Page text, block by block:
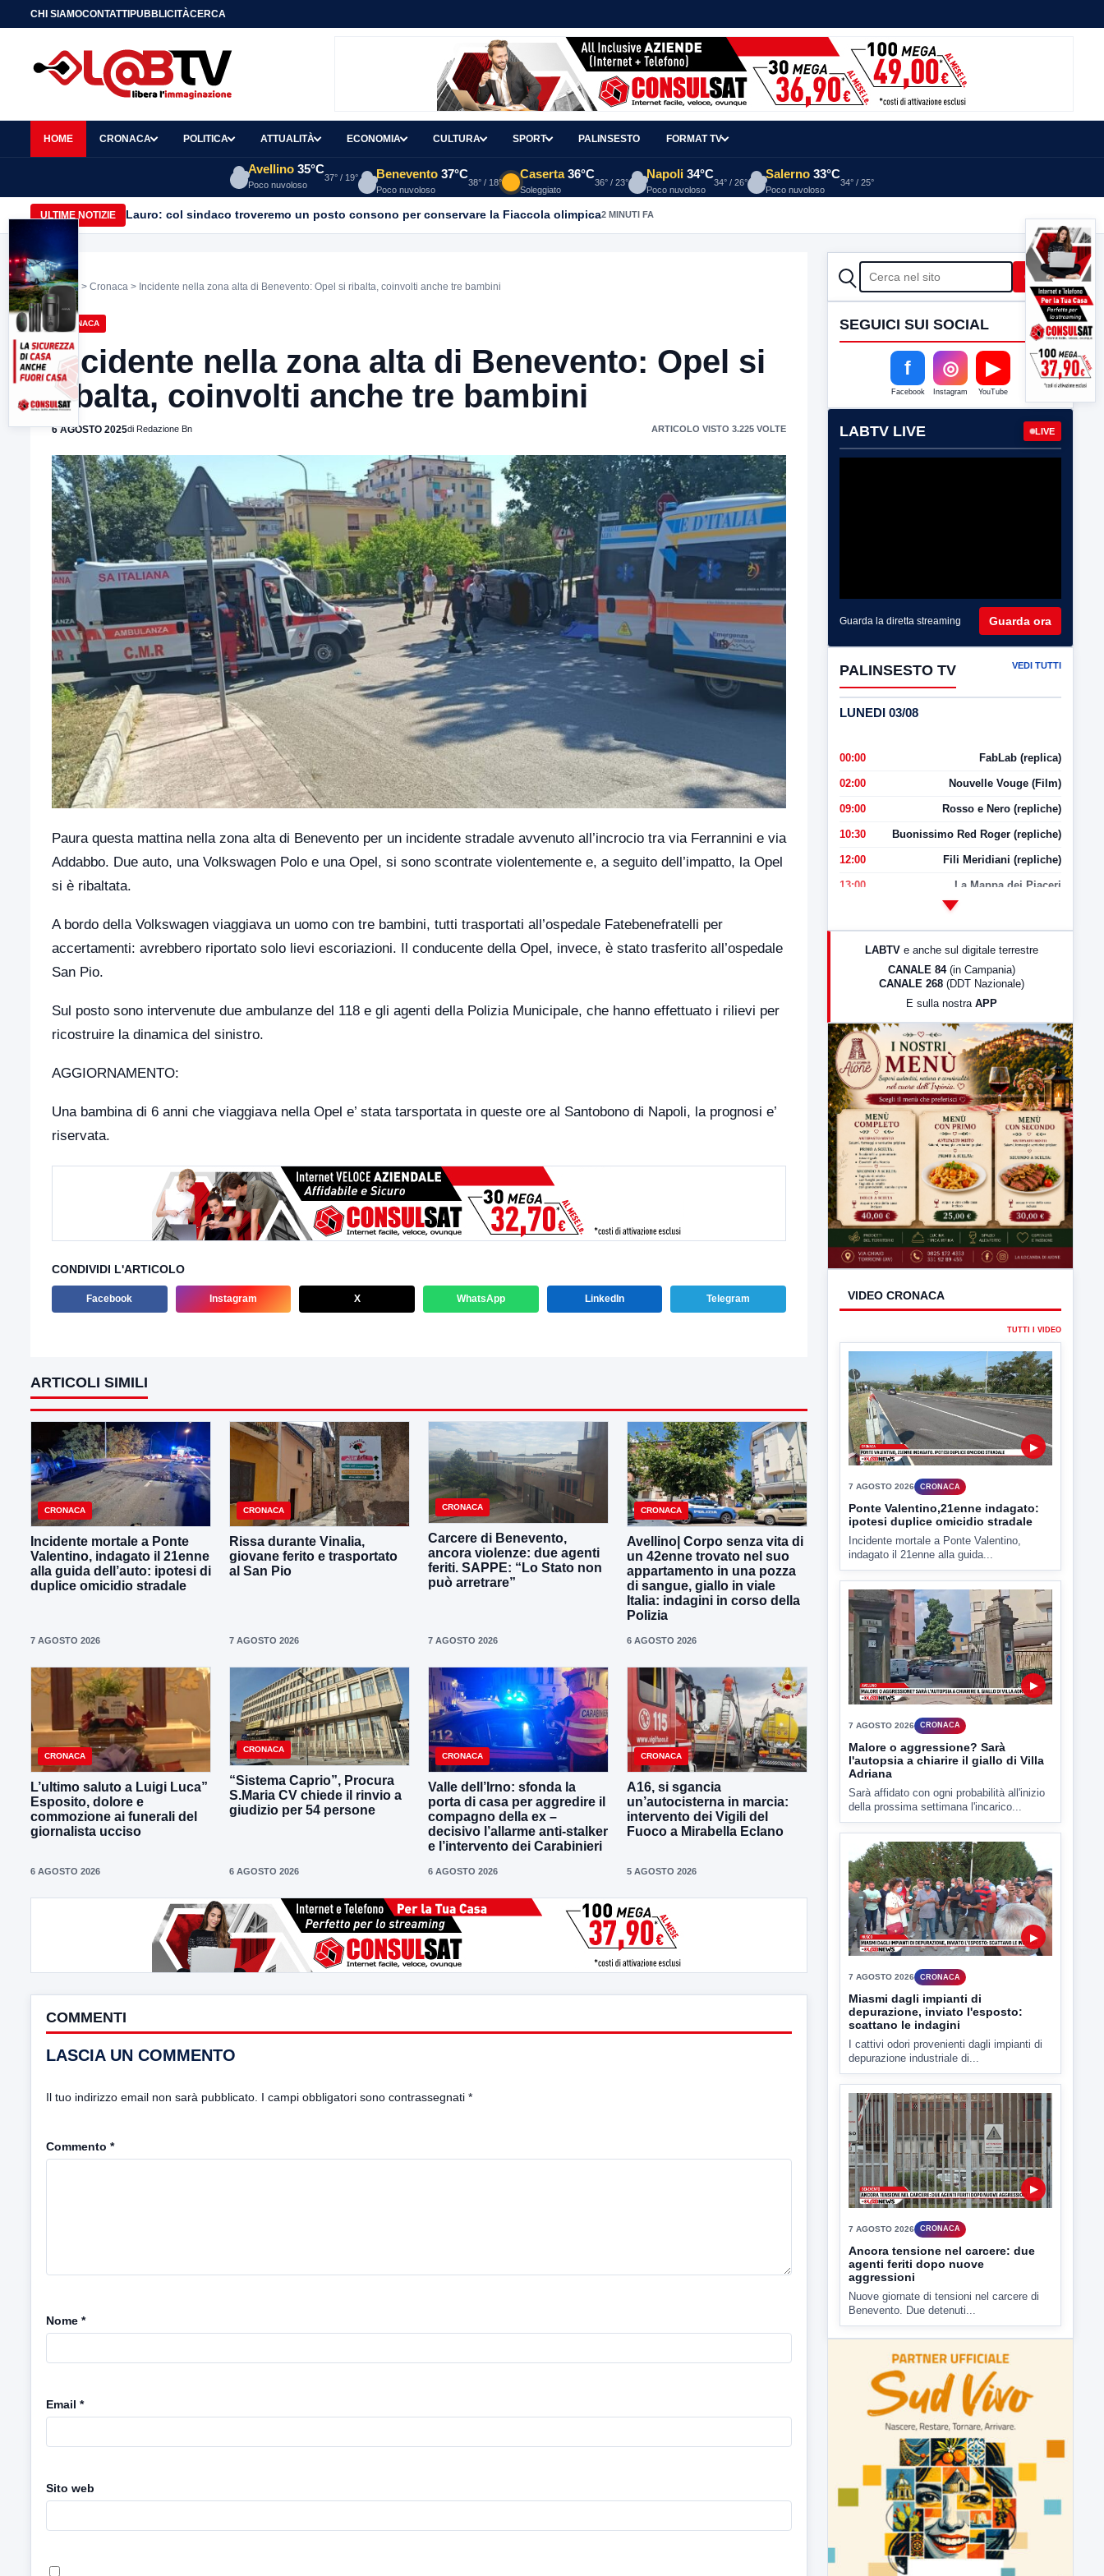
CHI SIAMOCONTATTIPUBBLICITÀCERCA
HOME CRONACA POLITICA ATTUALITÀ ECONOMIA CULTURA SPORT PALINSESTO FORMAT TV
Avellino 35°C
Poco nuvoloso
37° / 19° Benevento 37°C
Poco nuvoloso
38° / 18°
Caserta 36°C
Soleggiato
36° / 23°
Napoli 34°C
Poco nuvoloso
34° / 26°
Salerno 33°C
Poco nuvoloso
34° / 25°
ULTIME NOTIZIE Lauro: col sindaco troveremo un posto consono per conservare la Fiaccola olimpica2 MINUTI FA
Home > Cronaca > Incidente nella zona alta di Benevento: Opel si ribalta, coinvolti anche tre bambini
CRONACA
Incidente nella zona alta di Benevento: Opel si
ribalta, coinvolti anche tre bambini
6 AGOSTO 2025di Redazione Bn ARTICOLO VISTO 3.225 VOLTE
Paura questa mattina nella zona alta di Benevento per un incidente stradale avvenuto all’incrocio tra via Ferrannini e via
Addabbo. Due auto, una Volkswagen Polo e una Opel, si sono scontrate violentemente e, a seguito dell’impatto, la Opel
si è ribaltata.
A bordo della Volkswagen viaggiava un uomo con tre bambini, tutti trasportati all’ospedale Fatebenefratelli per
accertamenti: avrebbero riportato solo lievi escoriazioni. Il conducente della Opel, invece, è stato trasferito all’ospedale
San Pio.
Sul posto sono intervenute due ambulanze del 118 e gli agenti della Polizia Municipale, che hanno effettuato i rilievi per
ricostruire la dinamica del sinistro.
AGGIORNAMENTO:
Una bambina di 6 anni che viaggiava nella Opel e’ stata tarsportata in queste ore al Santobono di Napoli, la prognosi e’
riservata.
CONDIVIDI L'ARTICOLO
Facebook Instagram X WhatsApp LinkedIn Telegram
ARTICOLI SIMILI
CRONACA
Incidente mortale a Ponte
Valentino, indagato il 21enne
alla guida dell’auto: ipotesi di
duplice omicidio stradale
7 AGOSTO 2026
CRONACA
Rissa durante Vinalia,
giovane ferito e trasportato
al San Pio
7 AGOSTO 2026
CRONACA
Carcere di Benevento,
ancora violenze: due agenti
feriti. SAPPE: “Lo Stato non
può arretrare”
7 AGOSTO 2026
CRONACA
Avellino| Corpo senza vita di
un 42enne trovato nel suo
appartamento in una pozza
di sangue, giallo in viale
Italia: indagini in corso della
Polizia
6 AGOSTO 2026
CRONACA
L’ultimo saluto a Luigi Luca”
Esposito, dolore e
commozione ai funerali del
giornalista ucciso
6 AGOSTO 2026
CRONACA
“Sistema Caprio”, Procura
S.Maria CV chiede il rinvio a
giudizio per 54 persone
6 AGOSTO 2026
CRONACA
Valle dell’Irno: sfonda la
porta di casa per aggredire il
compagno della ex –
decisivo l’allarme anti-stalker
e l’intervento dei Carabinieri
6 AGOSTO 2026
CRONACA
A16, si sgancia
un’autocisterna in marcia:
intervento dei Vigili del
Fuoco a Mirabella Eclano
5 AGOSTO 2026
COMMENTI
LASCIA UN COMMENTO
Il tuo indirizzo email non sarà pubblicato. I campi obbligatori sono contrassegnati *
Commento *
Nome *
Email *
Sito web
CERCA Cerca
SEGUICI SUI SOCIAL
f
Facebook
◎
Instagram
▶
YouTube
LABTV LIVE LIVE
Guarda la diretta streaming Guarda ora
PALINSESTO TV VEDI TUTTI
LUNEDI 03/08
00:00 FabLab (replica)
02:00 Nouvelle Vouge (Film)
09:00 Rosso e Nero (repliche)
10:30 Buonissimo Red Roger (repliche)
12:00 Fili Meridiani (repliche)
13:00 La Mappa dei Piaceri
LabNews (Diretta)
23:00 LabNews (replica)
LABTV e anche sul digitale terrestre
CANALE 84 (in Campania)
CANALE 268 (DDT Nazionale)
E sulla nostra APP
VIDEO CRONACA
TUTTI I VIDEO
▶
7 AGOSTO 2026 CRONACA
Ponte Valentino,21enne indagato:
ipotesi duplice omicidio stradale
Incidente mortale a Ponte Valentino,
indagato il 21enne alla guida...
▶
7 AGOSTO 2026 CRONACA
Malore o aggressione? Sarà
l'autopsia a chiarire il giallo di Villa
Adriana
Sarà affidato con ogni probabilità all'inizio
della prossima settimana l'incarico...
▶
7 AGOSTO 2026 CRONACA
Miasmi dagli impianti di
depurazione, inviato l'esposto:
scattano le indagini
I cattivi odori provenienti dagli impianti di
depurazione industriale di...
▶
7 AGOSTO 2026 CRONACA
Ancora tensione nel carcere: due
agenti feriti dopo nuove
aggressioni
Nuove giornate di tensioni nel carcere di
Benevento. Due detenuti...